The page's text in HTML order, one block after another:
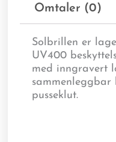
Omtaler (0)
Solbrillen er
UV400
med inngravert
sammenleggbar
pusseklut.